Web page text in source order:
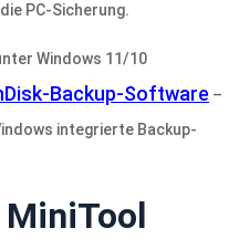
PC-Sicherung.
Windows 11/10
Backup-Software –
integrierte Backup-
MiniTool